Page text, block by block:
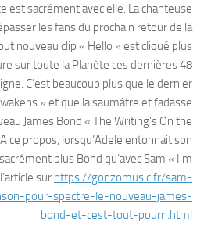
est sacrément avec elle. La chanteuse
les fans du prochain retour de la
nouveau clip « Hello » est cliqué plus
sur toute la Planète ces dernières 48
C’est beaucoup plus que le dernier
» et que la saumâtre et fadasse
James Bond « The Writing’s On the
ce propos, lorsqu’Adele entonnait son
plus Bond qu’avec Sam « I’m
sur https://gonzomusic.fr/sam-
pour-spectre-le-nouveau-james-
bond-et-cest-tout-pourri.html